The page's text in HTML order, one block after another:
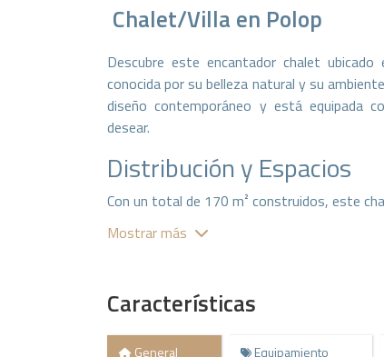
Chalet/Villa en Polop
Descubre este encantador chalet
conocida por su belleza natural y su
diseño contemporáneo y está equipada
desear.
Distribución y Espacios
Con un total de 170 m² construidos, este
3 acogedoras habitaciones:
La cocina americana está diseñada para
compartir momentos agradables con familia y
Mostrar más
Características
General Equipamiento